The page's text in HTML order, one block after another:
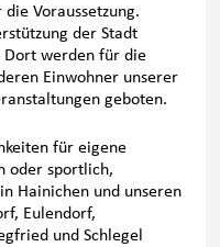
Voraussetzung.
der Stadt
Dort werden für die
Einwohner unserer
geboten.
für eigene
oder sportlich,
Hainichen und unseren
Eulendorf,
und Schlegel